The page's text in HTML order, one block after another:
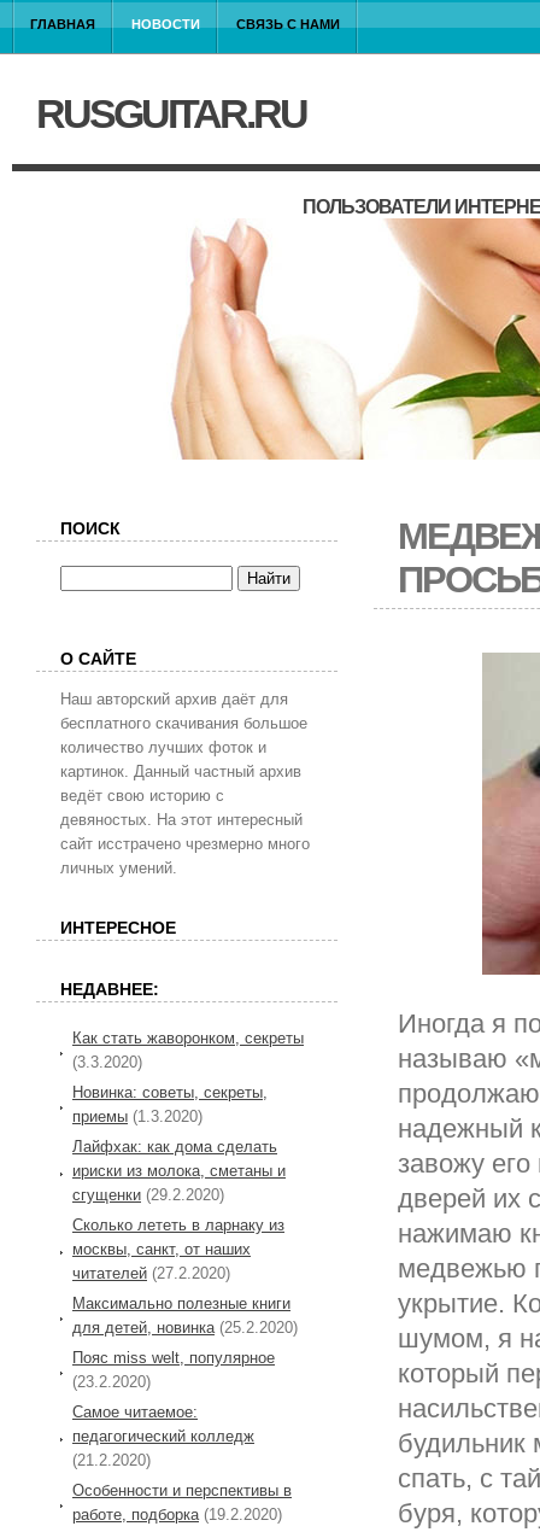
ГЛАВНАЯ НОВОСТИ СВЯЗЬ С НАМИ
RUSGUITAR.RU
ПОЛЬЗОВАТЕЛИ
Иногда я
называю
надежный
завожу
дверей их
нажимаю
медвежью
укрытие.
шумом, я
который
будильник
спать, с
буря,
ПОИСК
О САЙТЕ
Наш авторский архив даёт для
бесплатного скачивания большое
количество лучших фоток и
картинок. Данный частный архив
ведёт свою историю с
девяностых. На этот интересный
сайт исстрачено чрезмерно много
личных умений.
ИНТЕРЕСНОЕ
НЕДАВНЕЕ:
Как стать жаворонком, секреты
(3.3.2020)
Новинка: советы, секреты,
приемы (1.3.2020)
Лайфхак: как дома сделать
ириски из молока, сметаны и
сгущенки (29.2.2020)
Сколько лететь в ларнаку из
москвы, санкт, от наших
читателей (27.2.2020)
Максимально полезные книги
для детей, новинка (25.2.2020)
Пояс miss welt, популярное
(23.2.2020)
Самое читаемое:
педагогический колледж
(21.2.2020)
Особенности и перспективы в
работе, подборка (19.2.2020)